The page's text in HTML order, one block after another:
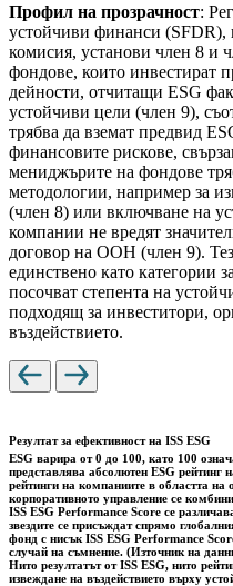
Профил на прозрачност:
устойчиви финанси (SFDR),
комисия, установи член 8 и
фондове, които инвестират
дейности, отчитащи ESG
устойчиви цели (член 9),
трябва да вземат предвид
финансовите рискове,
мениджърите на фондове
методологии, например за
(член 8) или включване на
компании не вредят
договор на ООН (член 9).
единствено като категории
посочват степента на
подходящ за инвеститори,
въздействието.
Резултат за ефективност на ISS ESG
ESG варира от 0 до 100, като 100
представлява абсолютен ESG рейтинг
рейтинги на компаниите в областта на
корпоративното управление се
ISS ESG Performance Score се
звездите се присъждат спрямо
фонд с нисък ISS ESG Performance
случай на съмнение. (Източник на
Нито резултатът от ISS ESG, нито
извеждане на въздействието върху